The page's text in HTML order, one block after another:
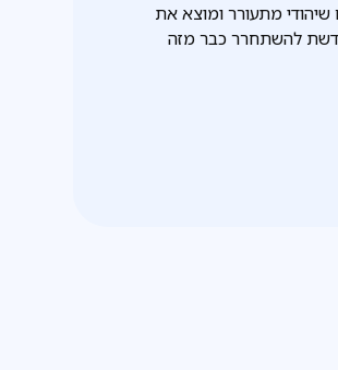
שיהודי מתעורר ומוצא את
להשתחרר כבר מזה